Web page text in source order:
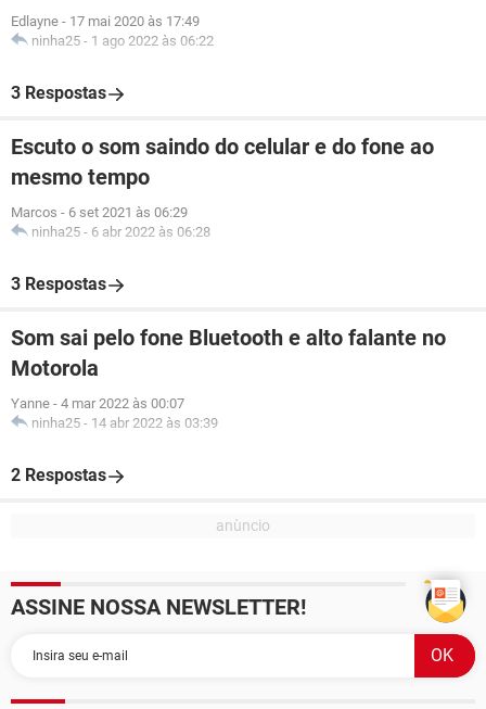
Edlayne - 17 mai 2020 às 17:49
ninha25 - 1 ago 2022 às 06:22
3 Respostas
Escuto o som saindo do celular e do fone ao
mesmo tempo
Marcos - 6 set 2021 às 06:29
ninha25 - 6 abr 2022 às 06:28
3 Respostas
Som sai pelo fone Bluetooth e alto falante no
Motorola
Yanne - 4 mar 2022 às 00:07
ninha25 - 14 abr 2022 às 03:39
2 Respostas
ASSINE NOSSA NEWSLETTER!